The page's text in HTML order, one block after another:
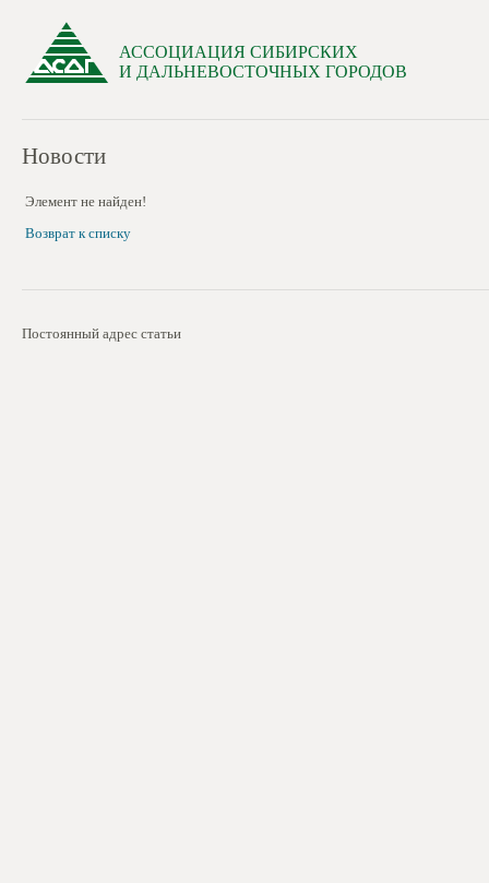
АССОЦИАЦИЯ СИБИРСКИХ
И ДАЛЬНЕВОСТОЧНЫХ ГОРОДОВ
Новости
Элемент не найден!
Возврат к списку
Постоянный адрес статьи